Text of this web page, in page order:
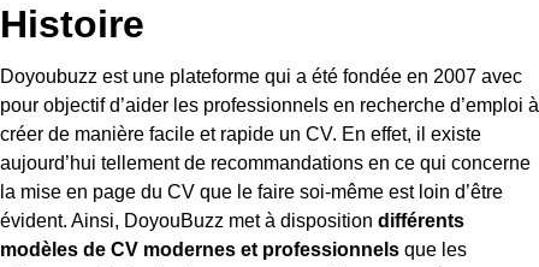
Histoire
Doyoubuzz est une plateforme qui a été fondée en 2007 avec
pour objectif d’aider les professionnels en recherche d’emploi à
créer de manière facile et rapide un CV. En effet, il existe
aujourd’hui tellement de recommandations en ce qui concerne
la mise en page du CV que le faire soi-même est loin d’être
évident. Ainsi, DoyouBuzz met à disposition différents
modèles de CV modernes et professionnels que les